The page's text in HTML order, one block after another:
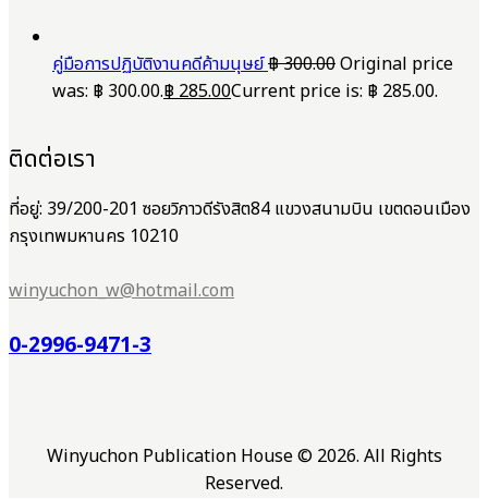
คู่มือการปฏิบัติงานคดีค้ามนุษย์฿300.00Original price
was: ฿ 300.00.฿285.00Current price is: ฿ 285.00.
ติดต่อเรา
ที่อยู่: 39/200-201 ซอยวิภาวดีรังสิต84 แขวงสนามบิน เขตดอนเมือง
กรุงเทพมหานคร 10210
winyuchon_w@hotmail.com
0-2996-9471-3
Winyuchon Publication House © 2026. All Rights
Reserved.